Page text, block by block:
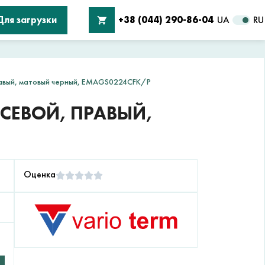
загрузки +38 (044) 290-86-04 UA RU
матовый черный, EMAGS0224CFK/P
ПРАВЫЙ,
Оценка